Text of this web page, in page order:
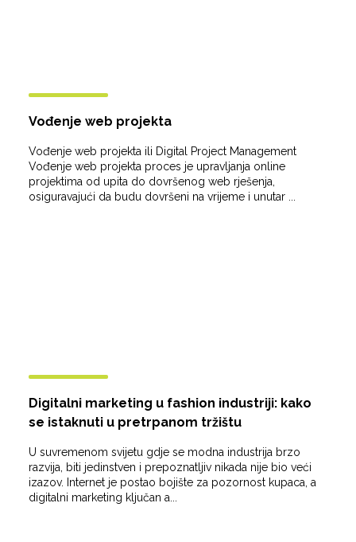
Vođenje web projekta
Vođenje web projekta ili Digital Project Management
Vođenje web projekta proces je upravljanja online
projektima od upita do dovršenog web rješenja,
osiguravajući da budu dovršeni na vrijeme i unutar ...
Digitalni marketing u fashion industriji: kako
se istaknuti u pretrpanom tržištu
U suvremenom svijetu gdje se modna industrija brzo
razvija, biti jedinstven i prepoznatljiv nikada nije bio veći
izazov. Internet je postao bojište za pozornost kupaca, a
digitalni marketing ključan a...